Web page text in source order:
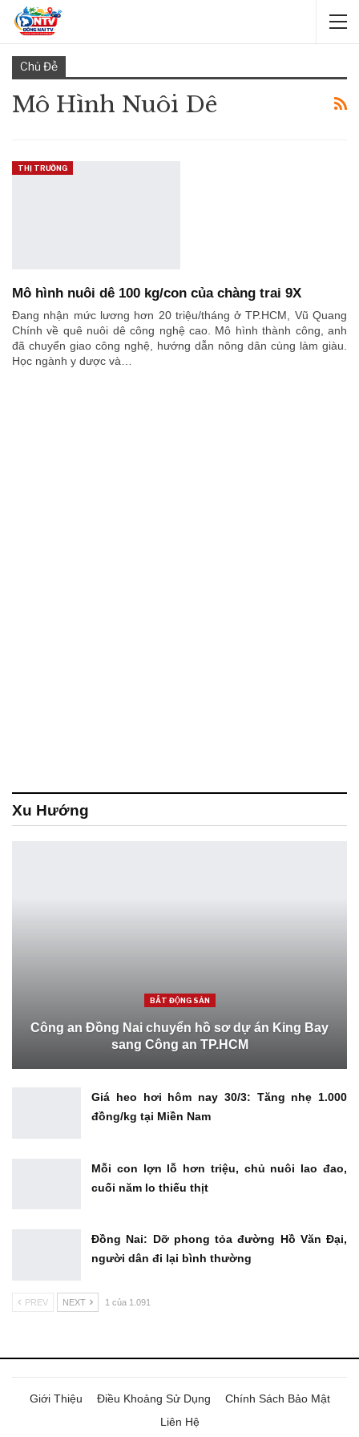
Chủ Đề
Mô Hình Nuôi Dê
THỊ TRƯỜNG
Mô hình nuôi dê 100 kg/con của chàng trai 9X
Đang nhận mức lương hơn 20 triệu/tháng ở TP.HCM, Vũ Quang
Chính về quê nuôi dê công nghệ cao. Mô hình thành công, anh
đã chuyển giao công nghệ, hướng dẫn nông dân cùng làm giàu.
Học ngành y dược và…
Xu Hướng
BẤT ĐỘNG SẢN
Công an Đồng Nai chuyển hồ sơ dự án King Bay
sang Công an TP.HCM
Giá heo hơi hôm nay 30/3: Tăng nhẹ 1.000
đồng/kg tại Miền Nam
Mỗi con lợn lỗ hơn triệu, chủ nuôi lao đao,
cuối năm lo thiếu thịt
Đồng Nai: Dỡ phong tỏa đường Hồ Văn Đại,
người dân đi lại bình thường
PREV NEXT 1 của 1.091
Giới Thiệu Điều Khoảng Sử Dụng
Chính Sách Bảo Mật
Liên Hệ